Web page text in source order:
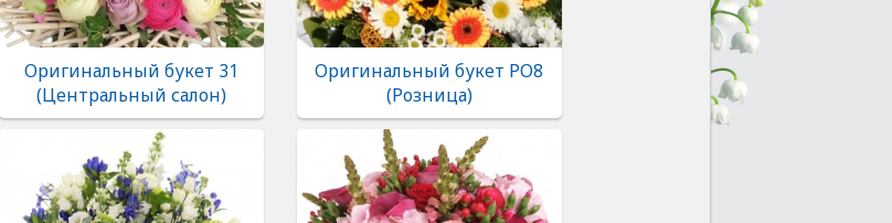
Оригинальный букет 31
(Центральный салон)
Оригинальный букет РО8
(Розница)